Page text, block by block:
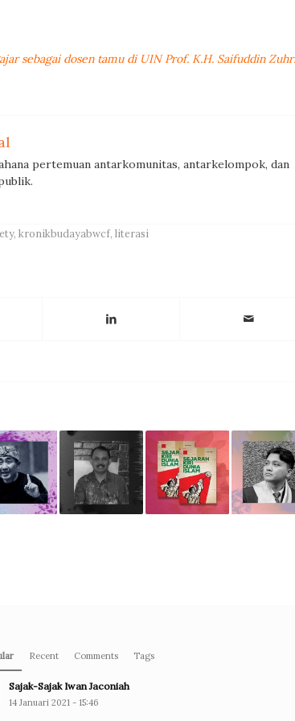
sebagai dosen tamu di UIN Prof. K.H. Saifuddin
pertemuan antarkomunitas, antarkelompok, dan
, kronikbudayabwcf, literasi
Recent Comments Tags
Sajak-Sajak Iwan Jaconiah
14 Januari 2021 - 15:46